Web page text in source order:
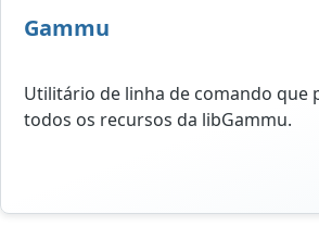
Gammu
Utilitário de linha de comando que
todos os recursos da libGammu.